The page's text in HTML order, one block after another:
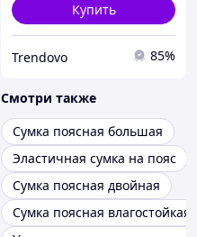
Купить
Trendovo 85%
Смотри также
Сумка поясная большая
Эластичная сумка на пояс
Сумка поясная двойная
Сумка поясная влагостойкая